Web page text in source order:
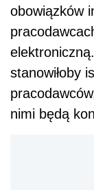
obowiązków
stanowiłoby
nimi będą